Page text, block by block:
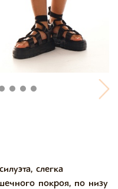
слегка
покроя, по низу